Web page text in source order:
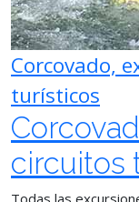
Corcovado,
turísticos
circuitos
Todas las